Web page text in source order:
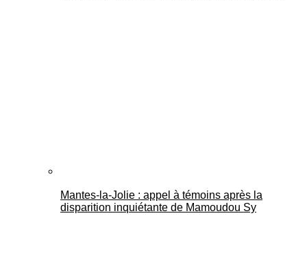
Mantes-la-Jolie : appel à témoins après la
disparition inquiétante de Mamoudou Sy